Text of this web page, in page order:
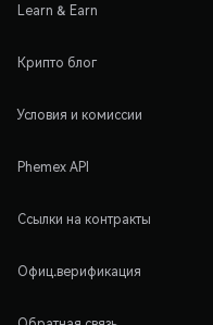
Learn & Earn
Крипто блог
Условия и комиссии
Phemex API
Ссылки на контракты
Офиц.верификация